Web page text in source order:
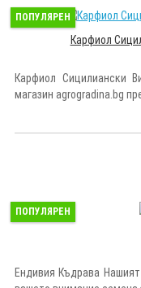
ПОПУЛЯРЕН
Карфиол
Карфиол Сицилиански
магазин agrogradina.bg
ПОПУЛЯРЕН
Ендивия Къдрава